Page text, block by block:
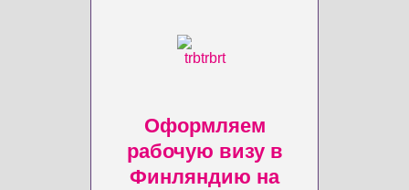
Оформляем
рабочую визу в
Финляндию на